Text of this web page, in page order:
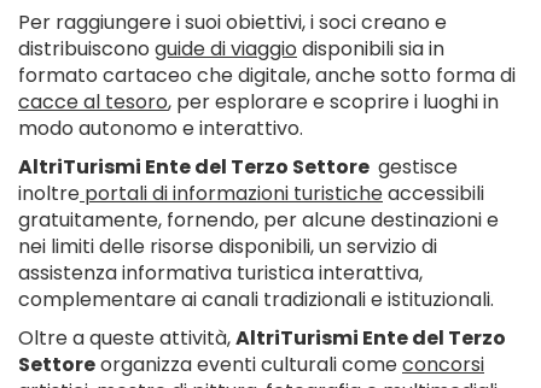
Per raggiungere i suoi obiettivi, i soci creano e
distribuiscono guide di viaggio disponibili sia in
formato cartaceo che digitale, anche sotto forma di
cacce al tesoro, per esplorare e scoprire i luoghi in
modo autonomo e interattivo.
AltriTurismi Ente del Terzo Settore gestisce
inoltre portali di informazioni turisticheaccessibili
gratuitamente, fornendo, per alcune destinazioni e
nei limiti delle risorse disponibili, un servizio di
assistenza informativa turistica interattiva,
complementare ai canali tradizionali e istituzionali.
Oltre a queste attività,AltriTurismi Ente del Terzo
Settoreorganizza eventi culturali comeconcorsi